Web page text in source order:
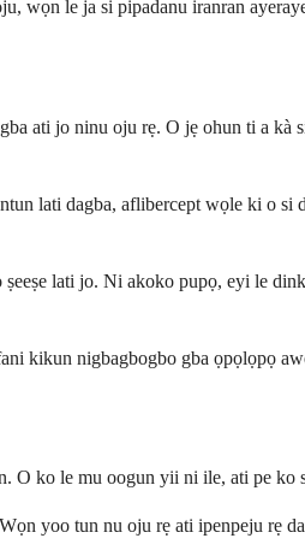
le ja si pipadanu iranran
ati jo ninu oju rẹ. O jẹ ohun ti a
lati dagba, aflibercept wọle ki o
lati jo. Ni akoko pupọ, eyi le
kikun nigbagbogbo gba ọpọlọpọ
O ko le mu oogun yii ni ile, ati pe
yoo tun nu oju rẹ ati ipenpeju rẹ